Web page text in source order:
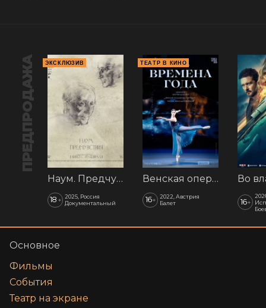
ПРЕДПРОДАЖА ЭКСКЛЮЗИВ
Наум. Предчувствия
18 + 2025, Россия
Документальный
ТЕАТР В КИНО
Венская опера: Времена года
16+
2022, Австрия
Балет
16+
Основное
Фильмы
События
Театр на экране